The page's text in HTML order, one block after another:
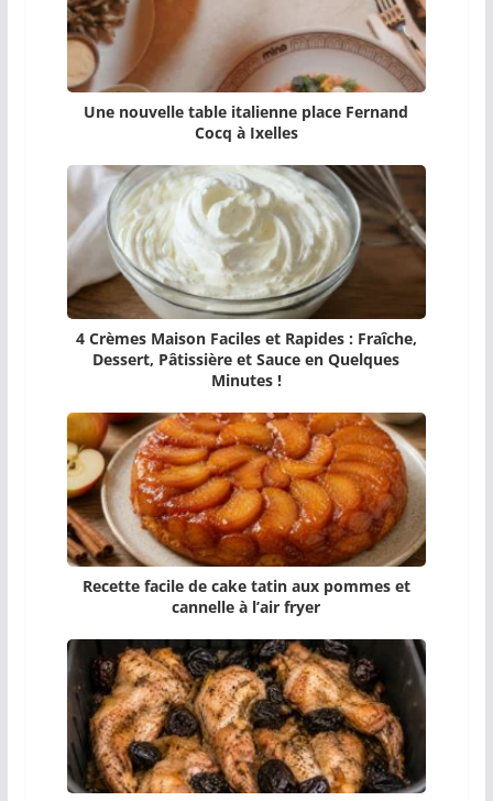
Une nouvelle table italienne place Fernand
Cocq à Ixelles
4 Crèmes Maison Faciles et Rapides : Fraîche,
Dessert, Pâtissière et Sauce en Quelques
Minutes !
Recette facile de cake tatin aux pommes et
cannelle à l’air fryer